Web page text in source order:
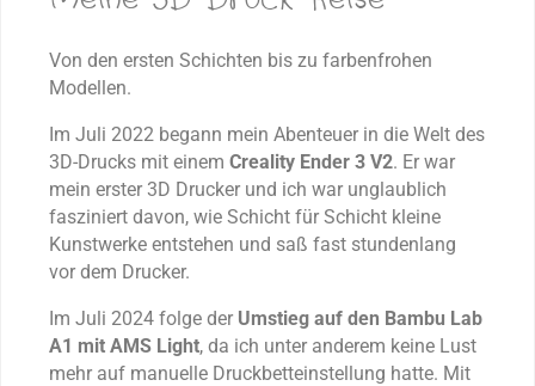
Von den ersten Schichten bis zu farbenfrohen
Modellen.
Im Juli 2022 begann mein Abenteuer in die Welt des
3D-Drucks mit einem Creality Ender 3 V2. Er war
mein erster 3D Drucker und ich war unglaublich
fasziniert davon, wie Schicht für Schicht kleine
Kunstwerke entstehen und saß fast stundenlang
vor dem Drucker.
Im Juli 2024 folge der Umstieg auf den Bambu Lab
A1 mit AMS Light, da ich unter anderem keine Lust
mehr auf manuelle Druckbetteinstellung hatte. Mit